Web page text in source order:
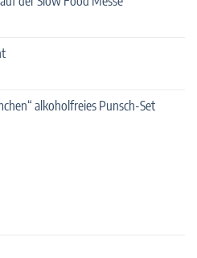
alkoholfreies Punsch-Set